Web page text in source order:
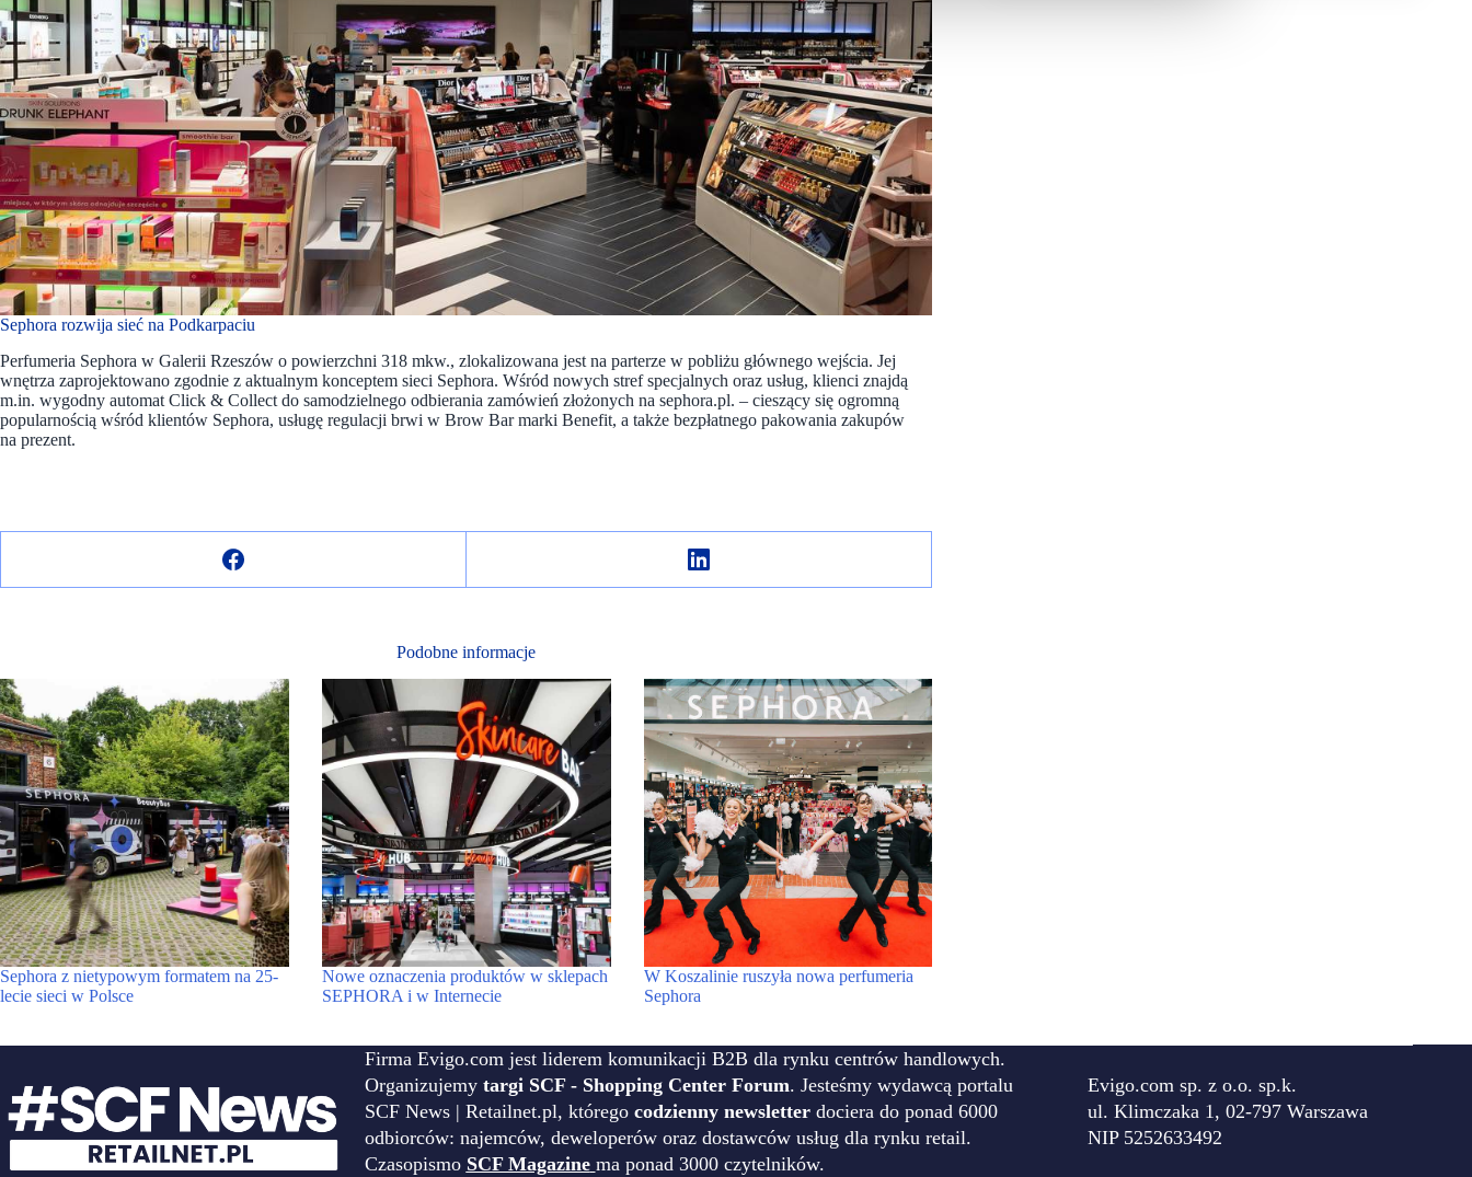
Sephora rozwija sieć na Podkarpaciu
Perfumeria Sephora w Galerii Rzeszów o powierzchni 318 mkw., zlokalizowana jest na parterze w pobliżu głównego wejścia. Jej
wnętrza zaprojektowano zgodnie z aktualnym konceptem sieci Sephora. Wśród nowych stref specjalnych oraz usług, klienci znajdą
m.in. wygodny automat Click & Collect do samodzielnego odbierania zamówień złożonych na sephora.pl. – cieszący się ogromną
popularnością wśród klientów Sephora, usługę regulacji brwi w Brow Bar marki Benefit, a także bezpłatnego pakowania zakupów
na prezent.
Podobne informacje
Sephora z nietypowym formatem na 25-
lecie sieci w Polsce
Nowe oznaczenia produktów w sklepach
SEPHORA i w Internecie
W Koszalinie ruszyła nowa perfumeria
Sephora
Firma Evigo.com jest liderem komunikacji B2B dla rynku centrów handlowych.
Organizujemy targi SCF - Shopping Center Forum. Jesteśmy wydawcą portalu
SCF News | Retailnet.pl, którego codzienny newsletter dociera do ponad 6000
odbiorców: najemców, deweloperów oraz dostawców usług dla rynku retail.
Czasopismo SCF Magazine ma ponad 3000 czytelników.
Evigo.com sp. z o.o. sp.k.
ul. Klimczaka 1, 02-797 Warszawa
NIP 5252633492